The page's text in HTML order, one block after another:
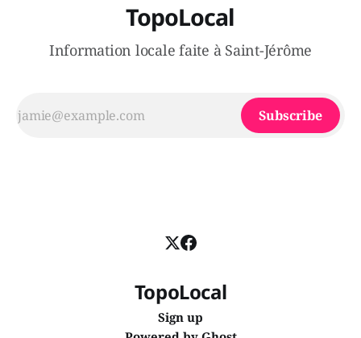
TopoLocal
Information locale faite à Saint-Jérôme
Subscribe
TopoLocal
Sign up